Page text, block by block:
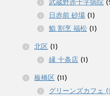
武蔵野赤十字病院
日赤前 砂場 (1)
鮨 割烹 福松 (1)
北区 (1)
縁 十条店 (1)
板橋区 (11)
グリーンズカフェ